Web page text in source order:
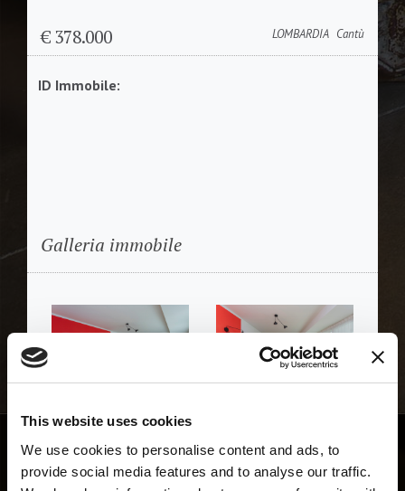
This website uses cookies
We use cookies to personalise content and ads, to
provide social media features and to analyse our traffic.
€ 378.000 LOMBARDIA Cantù
ID Immobile:
Galleria immobile